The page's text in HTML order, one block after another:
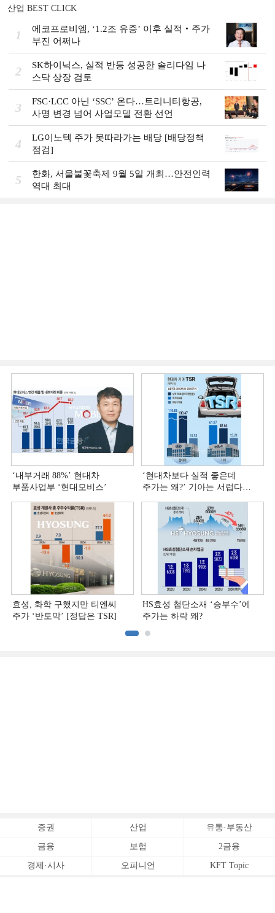
산업 BEST CLICK
1
에코프로비엠, ‘1.2조 유증’ 이후 실적‧주가
부진 어쩌나
2
SK하이닉스, 실적 반등 성공한 솔리다임 나
스닥 상장 검토
3
FSC·LCC 아닌 ‘SSC’ 온다…트리니티항공,
사명 변경 넘어 사업모델 전환 선언
4
LG이노텍 주가 못따라가는 배당 [배당정책
점검]
5
한화, 서울불꽃축제 9월 5일 개최…안전인력
역대 최대
‘내부거래 88%ʼ 현대차
부품사업부 ‘현대모비스ʼ
‘현대차보다 실적 좋은데
주가는 왜?ʼ 기아는 서럽다
효성, 화학 구했지만 티엔씨
주가 ‘반토막’ [정답은 TSR]
HS효성 첨단소재 ‘승부수’에
주가는 하락 왜?
증권 산업 유통·부동산
금융 보험 2금융
경제·시사 오피니언 KFT Topic